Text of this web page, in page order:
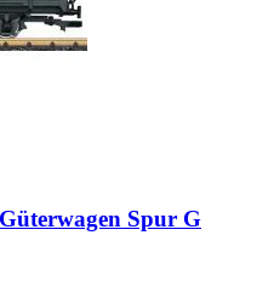
Spur G